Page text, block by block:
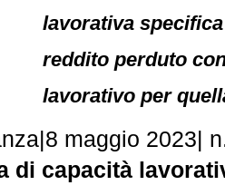
lavorativa
reddito perduto
lavorativo per
|8 maggio 2023|
di capacità